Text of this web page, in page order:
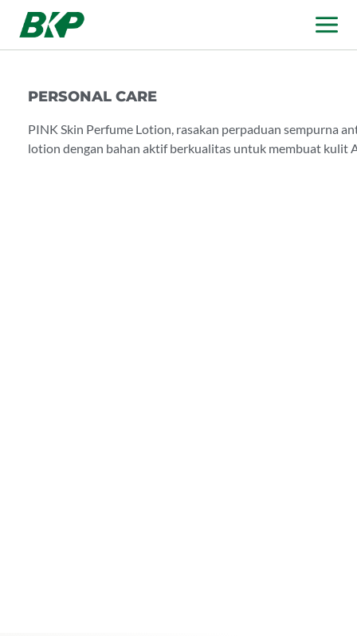
PERSONAL CARE
PINK Skin Perfume Lotion, rasakan perpaduan sempurna
lotion dengan bahan aktif berkualitas untuk membuat kulit